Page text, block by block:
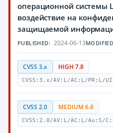
операционной системы
воздействие на
защищаемой
PUBLISHED: 2024-06-13
CVSS 3.x HIGH 7.8
CVSS:3.x/AV:L/AC:L/PR:L/
CVSS 2.0 MEDIUM 6.8
CVSS:2.0/AV:L/AC:L/Au:S/